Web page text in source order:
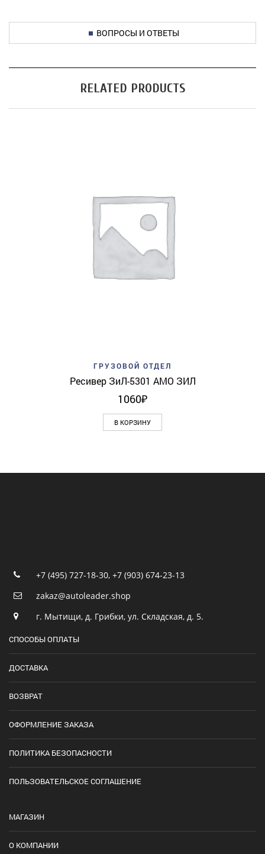
ВОПРОСЫ И ОТВЕТЫ
RELATED PRODUCTS
ГРУЗОВОЙ ОТДЕЛ
Ресивер ЗиЛ-5301 АМО ЗИЛ
1060₽
В КОРЗИНУ
+7 (495) 727-18-30, +7 (903) 674-23-13
zakaz@autoleader.shop
г. Мытищи, д. Грибки, ул. Складская, д. 5.
СПОСОБЫ ОПЛАТЫ
ДОСТАВКА
ВОЗВРАТ
ОФОРМЛЕНИЕ ЗАКАЗА
ПОЛИТИКА БЕЗОПАСНОСТИ
ПОЛЬЗОВАТЕЛЬСКОЕ СОГЛАШЕНИЕ
МАГАЗИН
О КОМПАНИИ